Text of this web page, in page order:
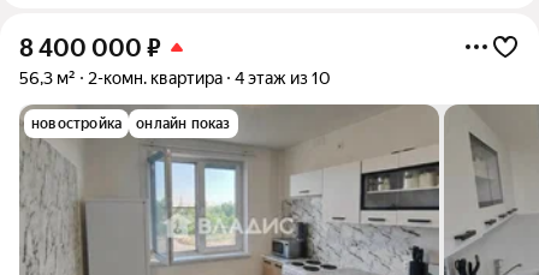
8 400 000 ₽
56,3 м² 2-комн. квартира 4 этаж из 10
новостройка онлайн показ